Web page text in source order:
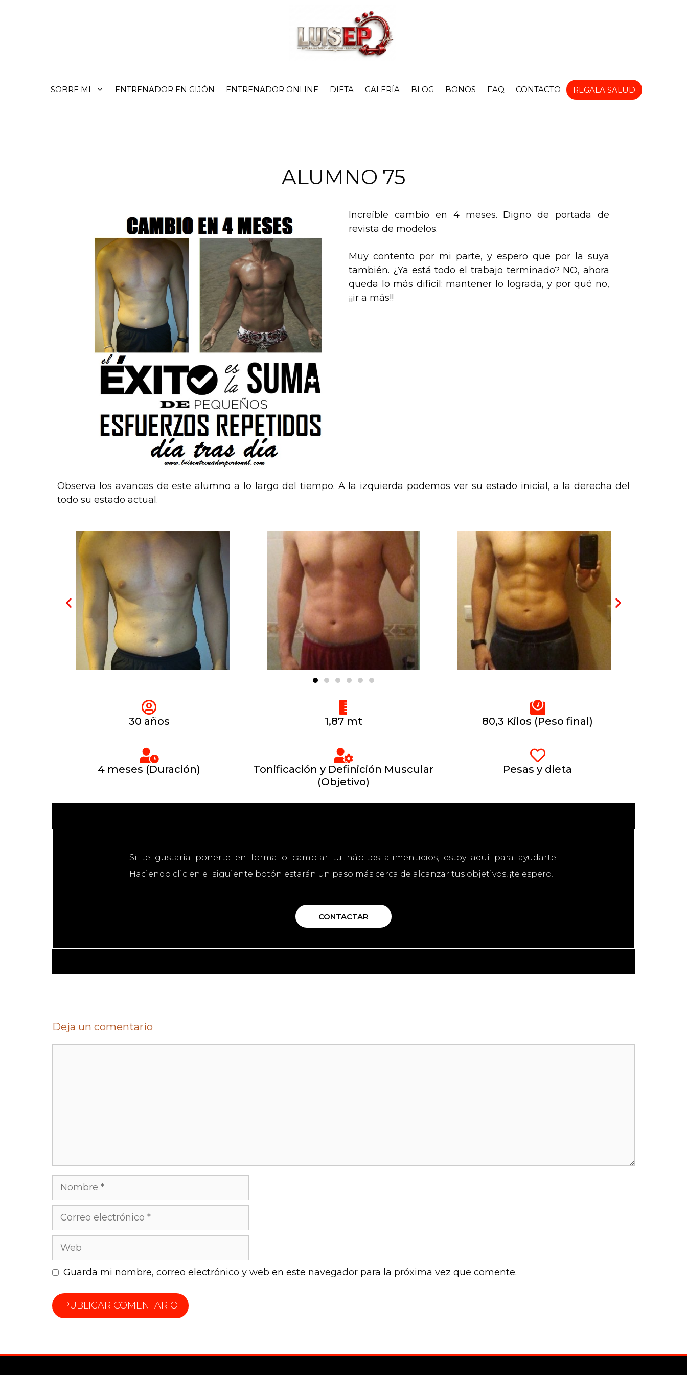
SOBRE MI ENTRENADOR EN GIJÓN ENTRENADOR ONLINE DIETA GALERÍA BLOG BONOS FAQ CONTACTO REGALA SALUD
ALUMNO 75
Increíble cambio en 4 meses. Digno de portada de
revista de modelos.
Muy contento por mi parte, y espero que por la suya
también. ¿Ya está todo el trabajo terminado? NO, ahora
queda lo más difícil: mantener lo lograda, y por qué no,
¡¡ir a más!!
Observa los avances de este alumno a lo largo del tiempo. A la izquierda podemos ver su estado inicial, a la derecha del
todo su estado actual.
30 años 1,87 mt 80,3 Kilos (Peso final)
4 meses (Duración)
Tonificación y Definición Muscular
(Objetivo)
Pesas y dieta
Si te gustaría ponerte en forma o cambiar tu hábitos alimenticios, estoy aquí para ayudarte.
Haciendo clic en el siguiente botón estarán un paso más cerca de alcanzar tus objetivos, ¡te espero!
CONTACTAR
Deja un comentario
Guarda mi nombre, correo electrónico y web en este navegador para la próxima vez que comente.